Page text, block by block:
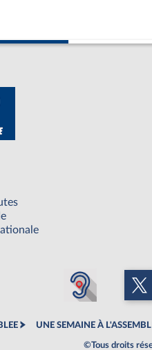
UNE SEMAINE À
©Tous droits